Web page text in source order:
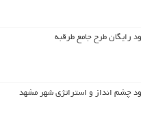
رایگان طرح جامع طرقبه
چشم انداز و استراتژی شهر مشهد